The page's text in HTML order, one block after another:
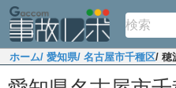
ホーム/ 愛知県/ 名古屋市千種区/ 穂